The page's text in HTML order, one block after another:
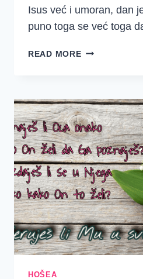
Isus već i umoran, dan
puno toga se već toga
READ MOREVJERA
SLIJEPOG
PROSJAKA
HOŠEA